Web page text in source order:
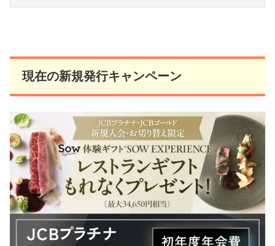
現在の新規発行キャンペーン